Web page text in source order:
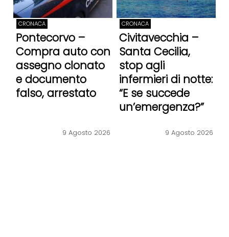
CRONACA
Pontecorvo –
Compra auto con
assegno clonato
e documento
falso, arrestato
9 Agosto 2026
CRONACA
Civitavecchia –
Santa Cecilia,
stop agli
infermieri di notte:
“E se succede
un’emergenza?”
9 Agosto 2026